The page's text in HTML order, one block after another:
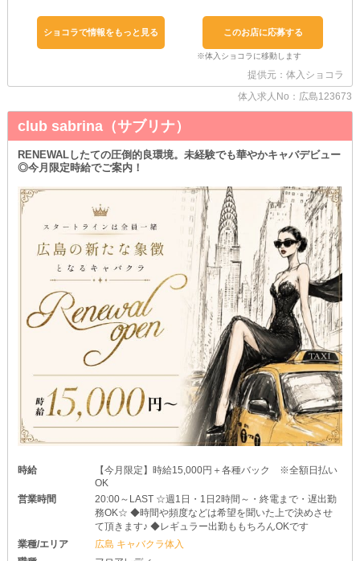
「実はお酒が一滴も飲めなくて…」
そんな子も【オオカミちゃんカフェ】では大丈夫です♪
もちろん酒豪の子も体調や予定に合わせて飲酒量を自由に調整して
ღマッチングミスを回避
「1回の体入だけじゃ分からないかも…」
そんなの子ために体験入店を《複数回》受け付けています！
気になるところを隅々までチェックしてから本入するかどうかを決
めましょう♪
あなたにお会いできる日を楽しみにしています◎
ショコラで情報をもっと見る このお店に応募する
提供元：体入ショコラ
体入求人No：広島123673
club sabrina（サブリナ）
RENEWALしたての圧倒的良環境。未経験でも華やかキャバデビュー
◎今月限定時給でご案内！
時給
【今月限定】時給15,000円＋各種バック ※全額日払い
OK
営業時間
20:00～LAST ☆週1日・1日2時間～・終電まで・遅出勤
務OK☆ ◆時間や頻度などは希望を聞いた上で決めさせ
て頂きます♪ ◆レギュラー出勤ももちろんOKです
業種/エリア
広島 キャバクラ体入